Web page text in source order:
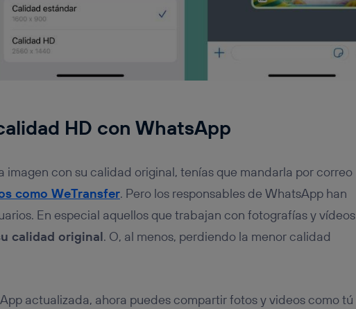
HD con WhatsApp
imagen con su calidad original, tenías que mandarla por correo
como WeTransfer. Pero los responsables de WhatsApp han
En especial aquellos que trabajan con fotografías y vídeos
calidad original. O, al menos, perdiendo la menor calidad
actualizada, ahora puedes compartir fotos y videos como tú